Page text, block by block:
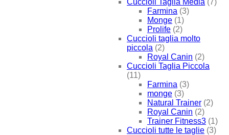
Cuccioli Taglia Media (7)
Farmina (3)
Monge (1)
Prolife (2)
Cuccioli taglia molto
piccola (2)
Royal Canin (2)
Cuccioli Taglia Piccola
(11)
Farmina (3)
monge (3)
Natural Trainer (2)
Royal Canin (2)
Trainer Fitness3 (1)
Cuccioli tutte le taglie (3)